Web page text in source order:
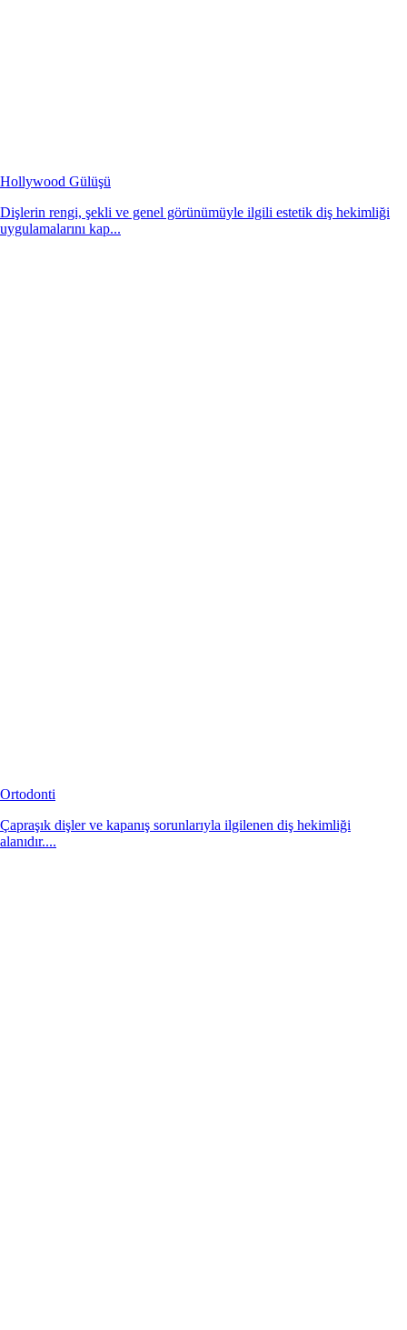
Hollywood Gülüşü
Dişlerin rengi, şekli ve genel görünümüyle ilgili estetik diş hekimliği
uygulamalarını kap...
Ortodonti
Çapraşık dişler ve kapanış sorunlarıyla ilgilenen diş hekimliği
alanıdır....